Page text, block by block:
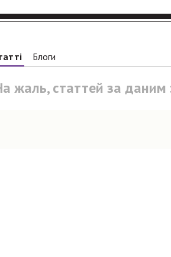
Блоги
жаль, статтей за